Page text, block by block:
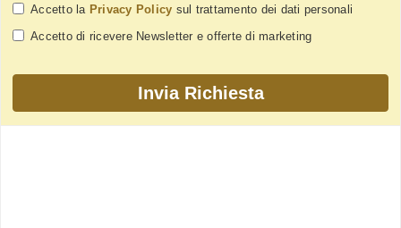
Accetto la Privacy Policy sul trattamento dei dati personali
Accetto di ricevere Newsletter e offerte di marketing